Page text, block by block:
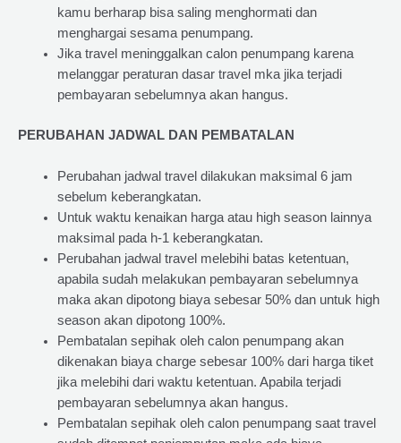
kamu berharap bisa saling menghormati dan
menghargai sesama penumpang.
Jika travel meninggalkan calon penumpang karena
melanggar peraturan dasar travel mka jika terjadi
pembayaran sebelumnya akan hangus.
PERUBAHAN JADWAL DAN PEMBATALAN
Perubahan jadwal travel dilakukan maksimal 6 jam
sebelum keberangkatan.
Untuk waktu kenaikan harga atau high season lainnya
maksimal pada h-1 keberangkatan.
Perubahan jadwal travel melebihi batas ketentuan,
apabila sudah melakukan pembayaran sebelumnya
maka akan dipotong biaya sebesar 50% dan untuk high
season akan dipotong 100%.
Pembatalan sepihak oleh calon penumpang akan
dikenakan biaya charge sebesar 100% dari harga tiket
jika melebihi dari waktu ketentuan. Apabila terjadi
pembayaran sebelumnya akan hangus.
Pembatalan sepihak oleh calon penumpang saat travel